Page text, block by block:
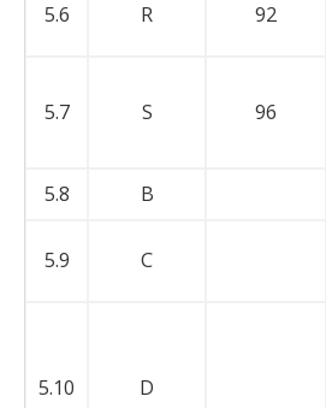
5.6 R 92
5.7 S 96
5.8 B
5.9 C
5.10 D